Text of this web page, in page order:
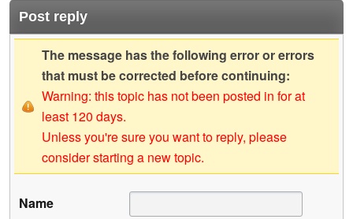
Post reply
The message has the following error or errors
that must be corrected before continuing:
Warning: this topic has not been posted in for at
least 120 days.
Unless you're sure you want to reply, please
consider starting a new topic.
Name